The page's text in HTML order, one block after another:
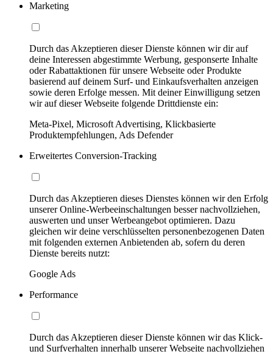
Marketing
Durch das Akzeptieren dieser Dienste können wir dir auf
deine Interessen abgestimmte Werbung, gesponserte Inhalte
oder Rabattaktionen für unsere Webseite oder Produkte
basierend auf deinem Surf- und Einkaufsverhalten anzeigen
sowie deren Erfolge messen. Mit deiner Einwilligung setzen
wir auf dieser Webseite folgende Drittdienste ein:
Meta-Pixel, Microsoft Advertising, Klickbasierte
Produktempfehlungen, Ads Defender
Erweitertes Conversion-Tracking
Durch das Akzeptieren dieses Dienstes können wir den Erfolg
unserer Online-Werbeeinschaltungen besser nachvollziehen,
auswerten und unser Werbeangebot optimieren. Dazu
gleichen wir deine verschlüsselten personenbezogenen Daten
mit folgenden externen Anbietenden ab, sofern du deren
Dienste bereits nutzt:
Google Ads
Performance
Durch das Akzeptieren dieser Dienste können wir das Klick-
und Surfverhalten innerhalb unserer Webseite nachvollziehen